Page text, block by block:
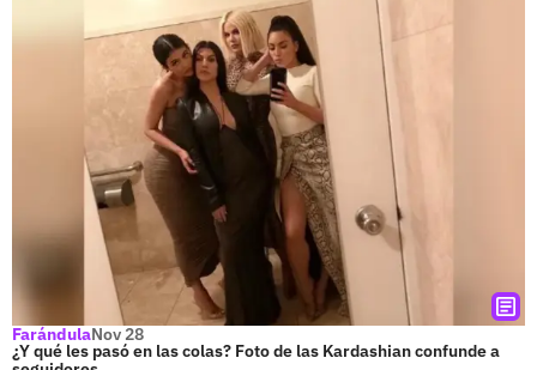
FarándulaNov 28
¿Y qué les pasó en las colas? Foto de las Kardashian confunde a